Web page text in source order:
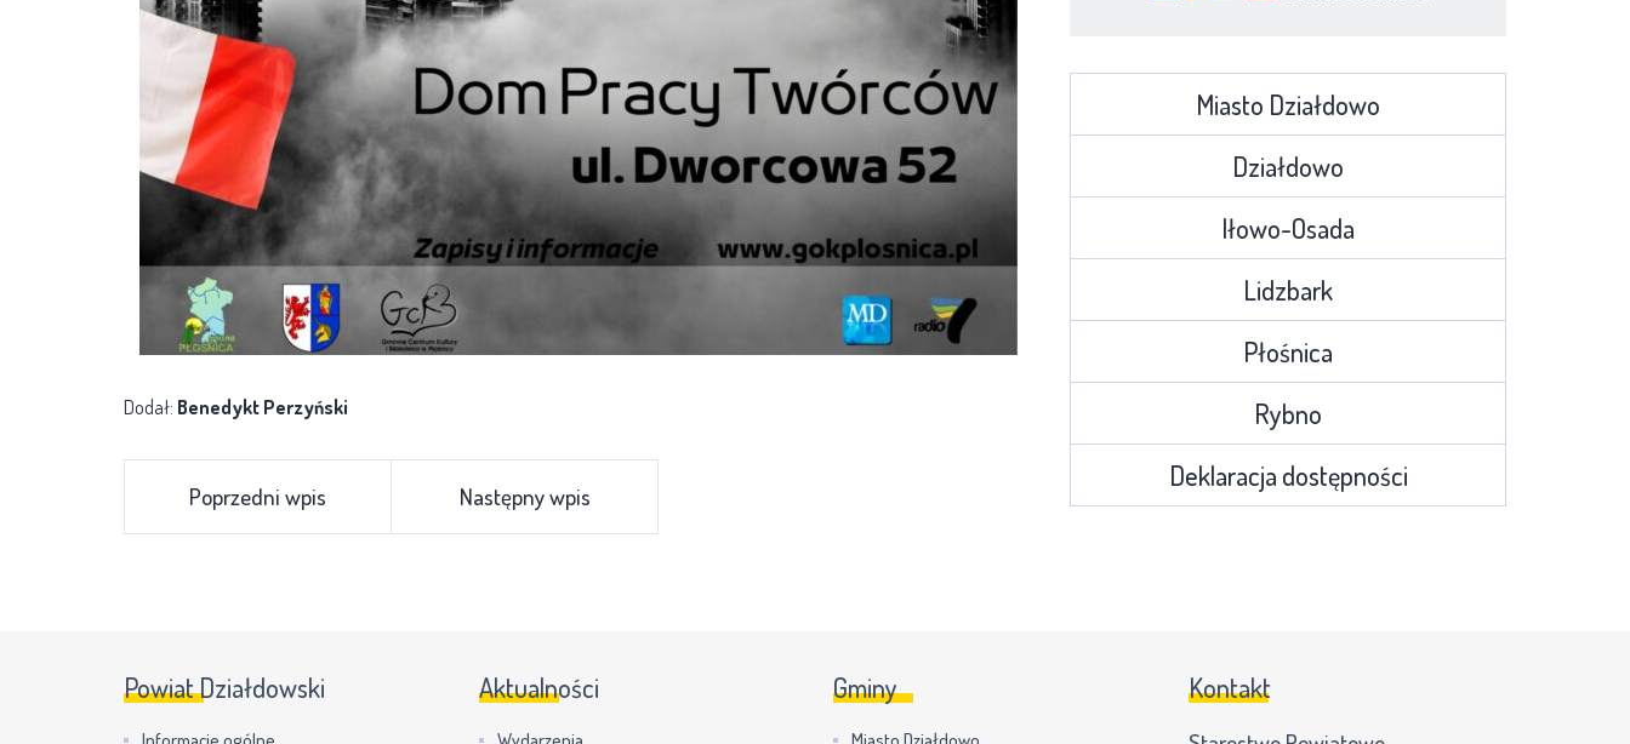
Dodał: Benedykt Perzyński
Poprzedni wpis Następny wpis
Miasto Działdowo
Działdowo
Iłowo-Osada
Lidzbark
Płośnica
Rybno
Deklaracja dostępności
Powiat Działdowski Aktualności Gminy Kontakt